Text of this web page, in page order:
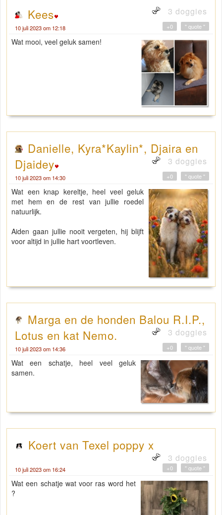
Kees 3 doggies
10 juli 2023 om 12:18 " quote "
+0
Wat mooi, veel geluk samen!
Danielle, Kyra*Kaylin*, Djaira en
Djaidey
3 doggies
10 juli 2023 om 14:30 " quote "
+0
Wat een knap kereltje, heel veel geluk
met hem en de rest van jullie roedel
natuurlijk.
Aiden gaan jullie nooit vergeten, hij blijft
voor altijd in jullie hart voortleven.
Marga en de honden Balou R.I.P.,
Lotus en kat Nemo.
3 doggies
10 juli 2023 om 14:36 " quote "
+0
Wat een schatje, heel veel geluk
samen.
Koert van Texel poppy x
3 doggies
10 juli 2023 om 16:24 " quote "
+0
Wat een schatje wat voor ras word het
?